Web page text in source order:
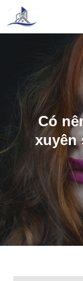
to
Thiết Kế
Công Ty TNHH
Có
xuyên